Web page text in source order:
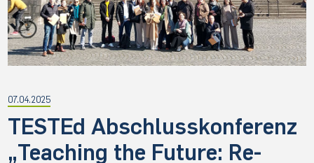
07.04.2025
TESTEd Abschlusskonferenz
„Teaching the Future: Re-